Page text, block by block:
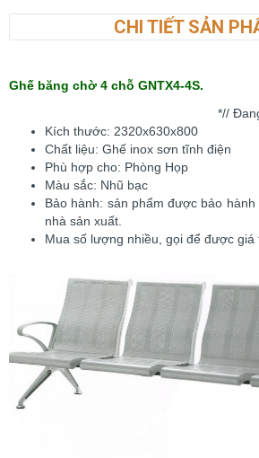
CHI TIẾT SẢN
Ghế băng chờ 4 chỗ GNTX4-4S.
*//
Kích thước: 2320x630x800
Chất liệu: Ghế inox sơn tĩnh điện
Phù hợp cho: Phòng Họp
Màu sắc: Nhũ bạc
Bảo hành: sản phẩm được bảo
nhà sản xuất.
Mua số lượng nhiều, gọi để được giá